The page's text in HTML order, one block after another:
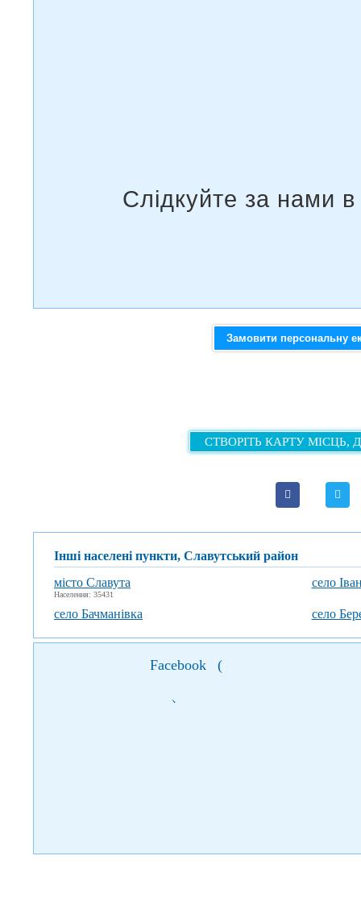
Замовити персональну
СТВОРІТЬ КАРТУ МІСЦЬ,
Інші населені пункти, Славутський район
місто Славута
Населення: 35431
село
село Бачманівка село
Facebook (
)